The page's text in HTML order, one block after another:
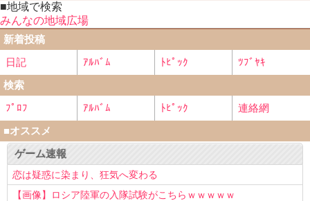
■地域で検索
みんなの地域広場
新着投稿
日記
ｱﾙﾊﾞﾑ ﾄﾋﾟｯｸ
ﾂﾌﾞﾔｷ
検索
ﾌﾟﾛﾌ
ｱﾙﾊﾞﾑ ﾄﾋﾟｯｸ
連絡網
■オススメ
ゲーム速報
恋は疑惑に染まり、狂気へ変わる
【画像】ロシア陸軍の入隊試験がこちらｗｗｗｗｗ